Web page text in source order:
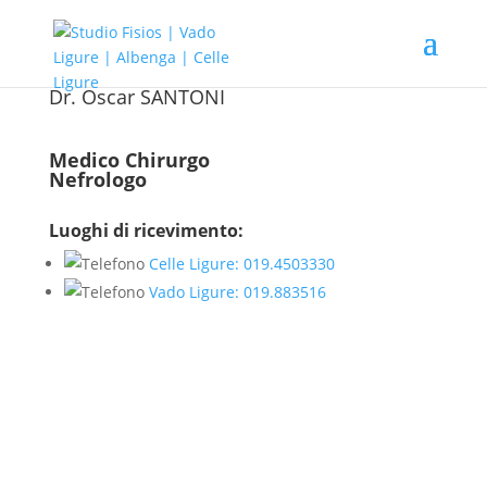
Dr. Oscar SANTONI
Medico Chirurgo
Nefrologo
Luoghi di ricevimento:
Celle Ligure: 019.4503330
Vado Ligure: 019.883516